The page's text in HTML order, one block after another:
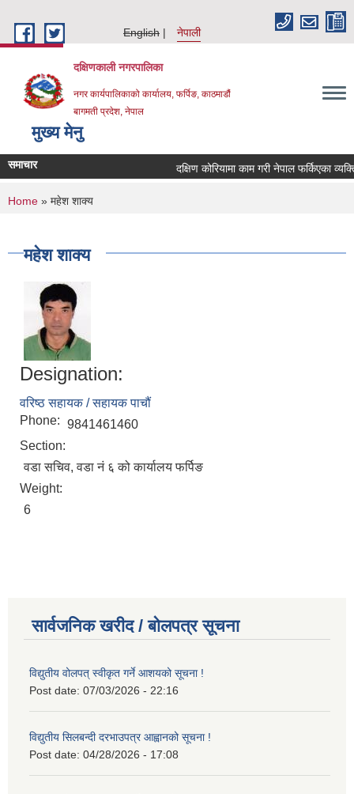
English
नेपाली
दक्षिणकाली नगरपालिका
नगर कार्यपालिकाको कार्यालय, फर्पिङ, काठमाडौं
बागमती प्रदेश, नेपाल
मुख्य मेनु
समाचार दक्षिण कोरियामा काम गरी नेपाल फर्किएका
You are here
Home » महेश शाक्य
महेश शाक्य
Designation:
वरिष्ठ सहायक / सहायक पाचौं
Phone: 9841461460
Section:
वडा सचिव, वडा नं ६ को कार्यालय फर्पिङ
Weight:
6
सार्वजनिक खरीद / बोलपत्र सूचना
विद्युतीय वोलपत् स्वीकृत गर्ने आशयको सूचना !
Post date: 07/03/2026 - 22:16
विद्युतीय सिलबन्दी दरभाउपत्र आह्वानको सूचना !
Post date: 04/28/2026 - 17:08